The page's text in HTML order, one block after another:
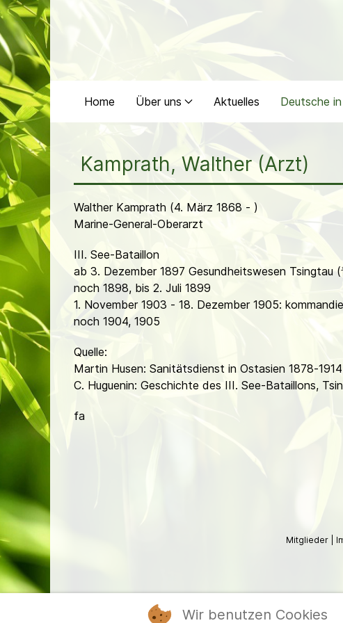
Home Über uns Aktuelles Deutsche
Kamprath, Walther (Arzt)
Walther Kamprath (4. März 1868 - )
Marine-General-Oberarzt
III. See-Bataillon
ab 3. Dezember 1897 Gesundheitswesen Tsingtau (
noch 1898, bis 2. Juli 1899
1. November 1903 - 18. Dezember 1905:
noch 1904, 1905
Quelle:
Martin Husen: Sanitätsdienst in Ostasien 1878-1914
C. Huguenin: Geschichte des III. See-Bataillons,
fa
Mitglieder
Wir benutzen Cookies